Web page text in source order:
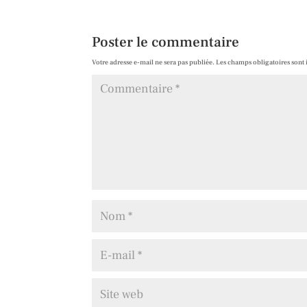
Poster le commentaire
Votre adresse e-mail ne sera pas publiée. Les champs obligatoires